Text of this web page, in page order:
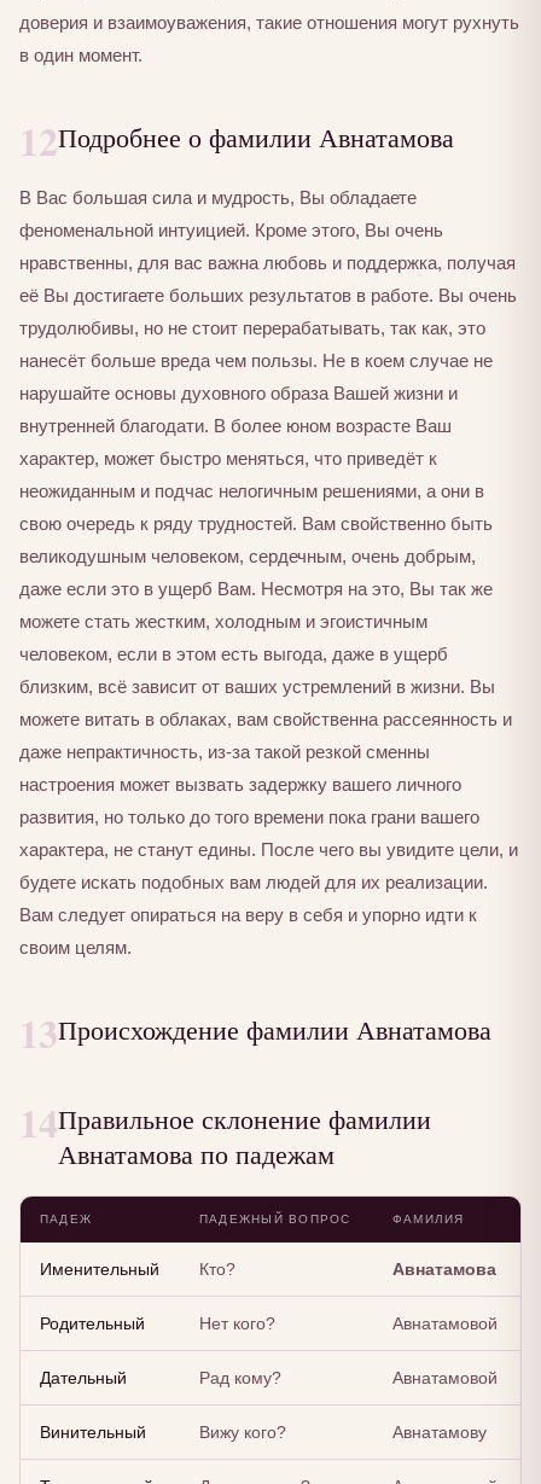
доверия и взаимоуважения, такие отношения могут рухнуть
в один момент.
12Подробнее о фамилии Авнатамова
В Вас большая сила и мудрость, Вы обладаете
феноменальной интуицией. Кроме этого, Вы очень
нравственны, для вас важна любовь и поддержка, получая
её Вы достигаете больших результатов в работе. Вы очень
трудолюбивы, но не стоит перерабатывать, так как, это
нанесёт больше вреда чем пользы. Не в коем случае не
нарушайте основы духовного образа Вашей жизни и
внутренней благодати. В более юном возрасте Ваш
характер, может быстро меняться, что приведёт к
неожиданным и подчас нелогичным решениями, а они в
свою очередь к ряду трудностей. Вам свойственно быть
великодушным человеком, сердечным, очень добрым,
даже если это в ущерб Вам. Несмотря на это, Вы так же
можете стать жестким, холодным и эгоистичным
человеком, если в этом есть выгода, даже в ущерб
близким, всё зависит от ваших устремлений в жизни. Вы
можете витать в облаках, вам свойственна рассеянность и
даже непрактичность, из-за такой резкой сменны
настроения может вызвать задержку вашего личного
развития, но только до того времени пока грани вашего
характера, не станут едины. После чего вы увидите цели, и
будете искать подобных вам людей для их реализации.
Вам следует опираться на веру в себя и упорно идти к
своим целям.
13Происхождение фамилии Авнатамова
14Правильное склонение фамилии
Авнатамова по падежам
ПАДЕЖ ПАДЕЖНЫЙ ВОПРОС ФАМИЛИЯ
Именительный Кто? Авнатамова
Родительный Нет кого? Авнатамовой
Дательный Рад кому? Авнатамовой
Винительный Вижу кого? Авнатамову